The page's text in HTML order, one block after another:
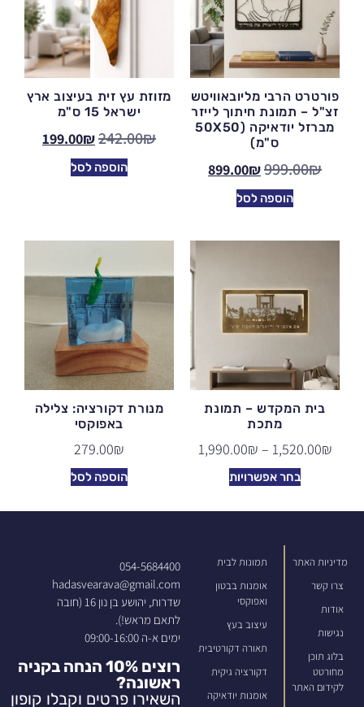
פורטרט הרבי מליובאוויטש
זצ"ל – תמונת חיתוך לייזר
מברזל יודאיקה (50X50
ס"מ)
999.00₪
899.00₪
הוספה לסל
מזוזת עץ זית בעיצוב ארץ
ישראל 15 ס"מ
242.00₪
199.00₪
הוספה לסל
בית המקדש – תמונת
מתכת
1,520.00₪
–
1,990.00₪
בחר אפשרויות
מנורת דקורציה: צלילה
באפוקסי
279.00₪
הוספה לסל
מדיניות האתר
צרו קשר
אודות
נגישות
בלוג תוכן
מחורטט
לקידום האתר
תמונות לבית
אומנות בבטון
ואפוקסי
עיצוב בעץ
תאורה דקורטיבית
דקורציה גיקית
אומנות יודאיקה
054-5684400
hadasvearava@gmail.com
שדרות, יהושע בן נון 16 (חובה
לתאם מראש!).
ימים א-ה 09:00-16:00
רוצים 10% הנחה בקניה
ראשונה?
השאירו פרטים וקבלו קופון